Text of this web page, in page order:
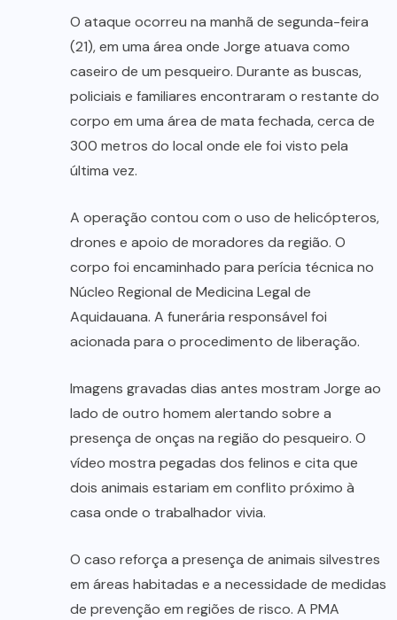
O ataque ocorreu na manhã de segunda-feira
(21), em uma área onde Jorge atuava como
caseiro de um pesqueiro. Durante as buscas,
policiais e familiares encontraram o restante do
corpo em uma área de mata fechada, cerca de
300 metros do local onde ele foi visto pela
última vez.
A operação contou com o uso de helicópteros,
drones e apoio de moradores da região. O
corpo foi encaminhado para perícia técnica no
Núcleo Regional de Medicina Legal de
Aquidauana. A funerária responsável foi
acionada para o procedimento de liberação.
Imagens gravadas dias antes mostram Jorge ao
lado de outro homem alertando sobre a
presença de onças na região do pesqueiro. O
vídeo mostra pegadas dos felinos e cita que
dois animais estariam em conflito próximo à
casa onde o trabalhador vivia.
O caso reforça a presença de animais silvestres
em áreas habitadas e a necessidade de medidas
de prevenção em regiões de risco. A PMA